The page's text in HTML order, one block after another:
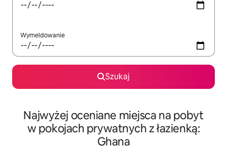
Wymeldowanie
Szukaj
Najwyżej oceniane miejsca na pobyt
w pokojach prywatnych z łazienką:
Ghana